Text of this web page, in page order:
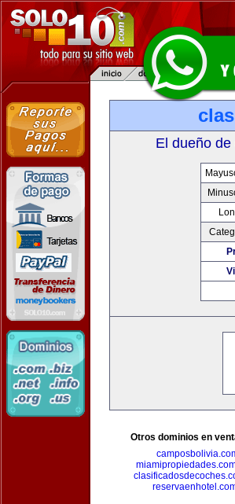
El dueño
Otros dominios en